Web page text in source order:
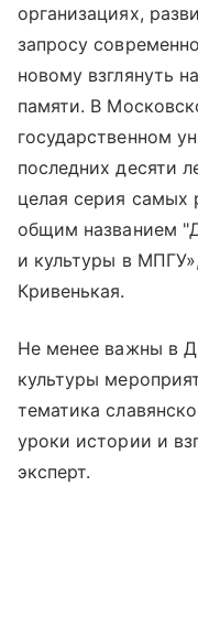
организациях,
запросу
новому взглянуть
памяти. В
государственном
последних десяти
целая серия самых
общим названием
и культуры в
Кривенькая.
Не менее важны в
культуры
тематика
уроки истории и
эксперт.